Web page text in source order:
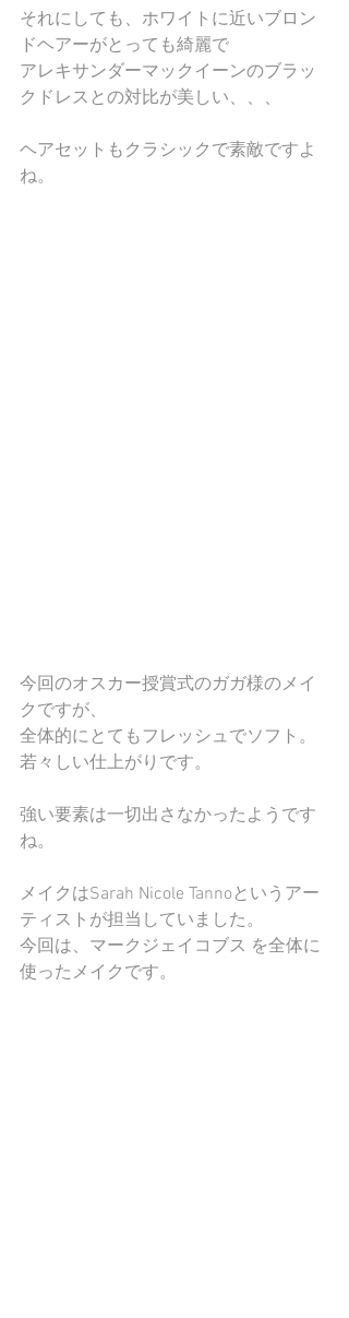
それにしても、ホワイトに近いブロン
ドヘアーがとっても綺麗で
アレキサンダーマックイーンのブラッ
クドレスとの対比が美しい、、、
ヘアセットもクラシックで素敵ですよ
ね。
今回のオスカー授賞式のガガ様のメイ
クですが、
全体的にとてもフレッシュでソフト。
若々しい仕上がりです。
強い要素は一切出さなかったようです
ね。
メイクはSarah Nicole Tannoというアー
ティストが担当していました。
今回は、マークジェイコブス を全体に
使ったメイクです。